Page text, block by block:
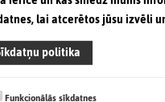
lai atcerētos jūsu izvēli
politika
Funkcionālās sīkdatnes